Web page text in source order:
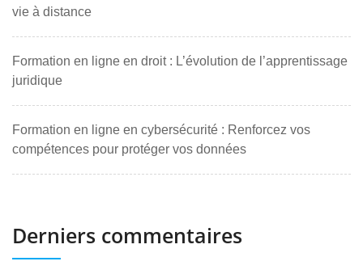
vie à distance
Formation en ligne en droit : L’évolution de l’apprentissage
juridique
Formation en ligne en cybersécurité : Renforcez vos
compétences pour protéger vos données
Derniers commentaires